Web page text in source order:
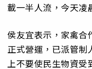
載一半人流，今天凌
侯友宜表示，家禽合
正式營運，已派管
上不要使民生物資